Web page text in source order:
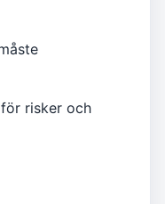
risker och